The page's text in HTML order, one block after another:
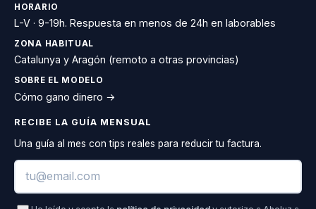
HORARIO
L-V · 9-19h. Respuesta en menos de 24h en laborables
ZONA HABITUAL
Catalunya y Aragón (remoto a otras provincias)
SOBRE EL MODELO
Cómo gano dinero →
RECIBE LA GUÍA MENSUAL
Una guía al mes con tips reales para reducir tu factura.
Email